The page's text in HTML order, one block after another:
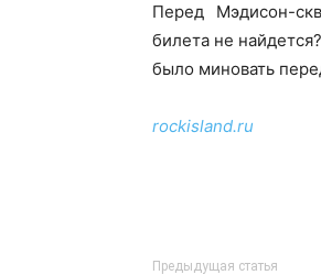
Перед Мэдисон-
билета не
было миновать
rockisland.ru
Предыдущая статья